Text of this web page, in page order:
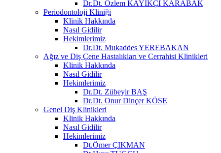
Dr.Dt. Özlem KAYIKÇI KARABAK
Periodontoloji Kliniği
Klinik Hakkında
Nasıl Gidilir
Hekimlerimiz
Dr.Dt. Mukaddes YEREBAKAN
Ağız ve Diş Çene Hastalıkları ve Cerrahisi Klinikleri
Klinik Hakkında
Nasıl Gidilir
Hekimlerimiz
Dr.Dt. Zübeyir BAŞ
Dr.Dt. Onur Dinçer KÖSE
Genel Diş Klinikleri
Klinik Hakkında
Nasıl Gidilir
Hekimlerimiz
Dt.Ömer ÇIKMAN